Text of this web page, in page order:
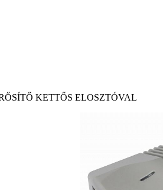
KETTŐS ELOSZTÓVAL